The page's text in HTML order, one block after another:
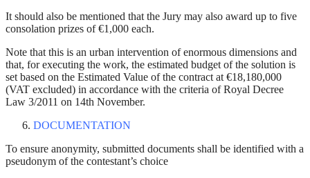
It should also be mentioned that the Jury may also award up to five
consolation prizes of €1,000 each.
Note that this is an urban intervention of enormous dimensions and
that, for executing the work, the estimated budget of the solution is
set based on the Estimated Value of the contract at €18,180,000
(VAT excluded) in accordance with the criteria of Royal Decree
Law 3/2011 on 14th November.
DOCUMENTATION
To ensure anonymity, submitted documents shall be identified with a
pseudonym of the contestant’s choice